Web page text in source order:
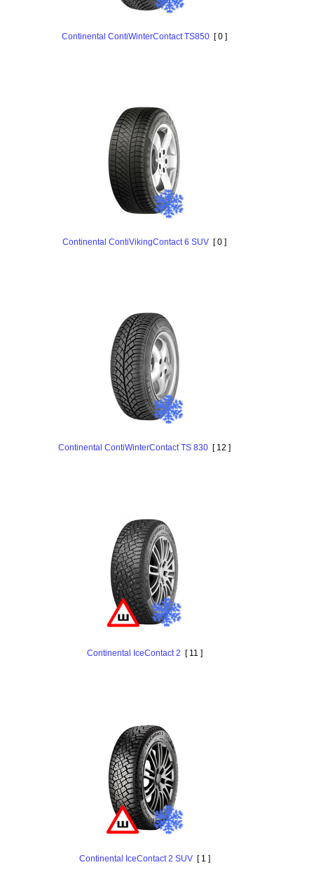
Continental ContiWinterContact TS850 [ 0 ]
Continental ContiVikingContact 6 SUV [ 0 ]
Continental ContiWinterContact TS 830 [ 12 ]
Continental IceContact 2 [ 11 ]
Continental IceContact 2 SUV[ 1 ]